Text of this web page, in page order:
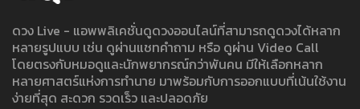
ดวง Live - แอพพลิเคชั่นดูดวงออนไลน์ที่สามารถดูดวงได้หลาก
หลายรูปแบบ เช่น ดูผ่านแชทคำถาม หรือ ดูผ่าน Video Call
โดยตรงกับหมอดูและนักพยากรณ์กว่าพันคน มีให้เลือกหลาก
หลายศาสตร์แห่งการทำนาย มาพร้อมกับการออกแบบที่เน้นใช้งาน
ง่ายที่สุด สะดวก รวดเร็ว และปลอดภัย